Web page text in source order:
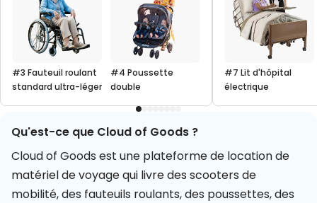
#3 Fauteuil roulant
standard ultra-léger
#4 Poussette
double
#7 Lit d'hôpital
électrique
Qu'est-ce que Cloud of Goods ?
Cloud of Goods est une plateforme de location de
matériel de voyage qui livre des scooters de
mobilité, des fauteuils roulants, des poussettes, des